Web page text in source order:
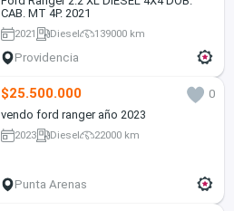
CAB. MT 4P. 2021
2021 Diesel 139000 km
Providencia
$25.500.000
0
vendo ford ranger año 2023
2023 Diesel 22000 km
Punta Arenas